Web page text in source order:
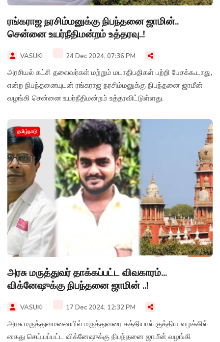
ரங்கராஜ நரசிம்மனுக்கு நிபந்தனை ஜாமின்..
சென்னை உயர்நீதிமன்றம் உத்தரவு..!
VASUKI 24 Dec 2024, 07:36 PM
அரசியல் கட்சி தலைவர்கள் மற்றும் மடாதிபதிகள் பற்றி பேசக்கூடாது,
என்ற நிபந்தனையுடன் ரங்கராஜ நரசிம்மனுக்கு நிபந்தனை ஜாமீன்
வழங்கி சென்னை உயர்நீதிமன்றம் உத்தரவிட்டுள்ளது.
தமிழ்நாடு
அரசு மருத்துவர் தாக்கப்பட்ட விவகாரம்...
விக்னேஷுக்கு நிபந்தனை ஜாமின் ..!
VASUKI 17 Dec 2024, 12:32 PM
அரசு மருத்துவமனையில் மருத்துவரை கத்தியால் குத்திய வழக்கில்
கைது செய்யப்பட்ட விக்னேஷுக்கு நிபந்தனை ஜாமீன் வழங்கி